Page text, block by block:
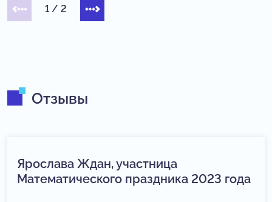
1 / 2
Отзывы
Ярослава Ждан, участница
Математического праздника 2023 года